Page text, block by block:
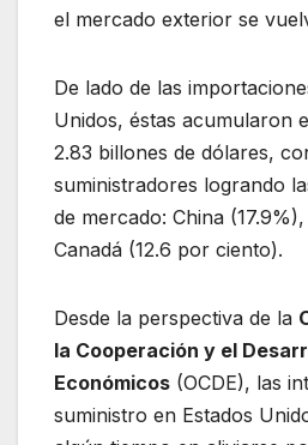
el mercado exterior se
De lado de las
Unidos, éstas acumularon
2.83 billones de dólares,
suministradores logrando
de mercado: China
Canadá (12.6 por ciento).
Desde la perspectiva de la
la Cooperación y el
Económicos (OCDE), las
suministro en Estados